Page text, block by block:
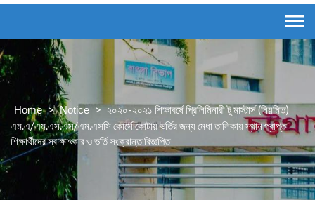
Home > Notice > ২০২০-২০২১ শিক্ষাবর্ষে প্রিলিমিনারী টু মাস্টার্স (নিয়মিত)
এম.এ/এম.এস.এস/এম.এসসি কোর্সে কোটায় ভর্তির জন্য মেধা তালিকায় স্থান প্রাপ্ত
শিক্ষার্থীদের স্বাক্ষাৎকার ও ভর্তি সংক্রান্ত বিজ্ঞপ্তি